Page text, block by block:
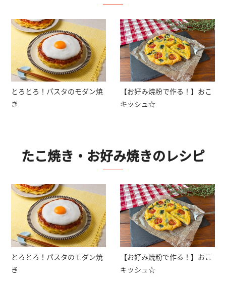
とろとろ！パスタのモダン焼
き
【お好み焼粉で作る！】おこ
キッシュ☆
たこ焼き・お好み焼きのレシピ
とろとろ！パスタのモダン焼
き
【お好み焼粉で作る！】おこ
キッシュ☆